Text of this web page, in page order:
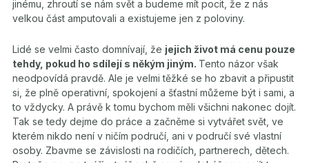
jinému, zhroutí se nám svět a budeme mít pocit, že z nás
velkou část amputovali a existujeme jen z poloviny.
Lidé se velmi často domnívají, že jejich život má cenu pouze
tehdy, pokud ho sdílejí s někým jiným. Tento názor však
neodpovídá pravdě. Ale je velmi těžké se ho zbavit a připustit
si, že plně operativní, spokojení a šťastní můžeme být i sami, a
to vždycky. A právě k tomu bychom měli všichni nakonec dojít.
Tak se tedy dejme do práce a začněme si vytvářet svět, ve
kterém nikdo není v ničím područí, ani v područí své vlastní
osoby. Zbavme se závislosti na rodičích, partnerech, dětech.